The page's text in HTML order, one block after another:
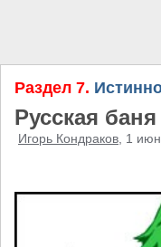
Раздел 7.
Русская баня
Игорь Кондраков , 1